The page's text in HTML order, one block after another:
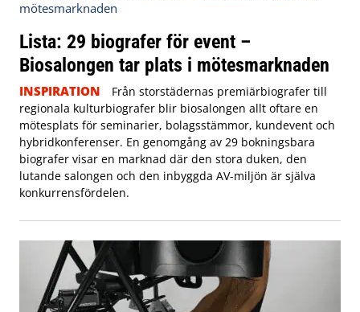
Lista: 29 biografer för event –
Biosalongen tar plats i mötesmarknaden
INSPIRATION
Från storstädernas premiärbiografer till
regionala kulturbiografer blir biosalongen allt oftare en
mötesplats för seminarier, bolagsstämmor, kundevent och
hybridkonferenser. En genomgång av 29 bokningsbara
biografer visar en marknad där den stora duken, den
lutande salongen och den inbyggda AV-miljön är själva
konkurrensfördelen.